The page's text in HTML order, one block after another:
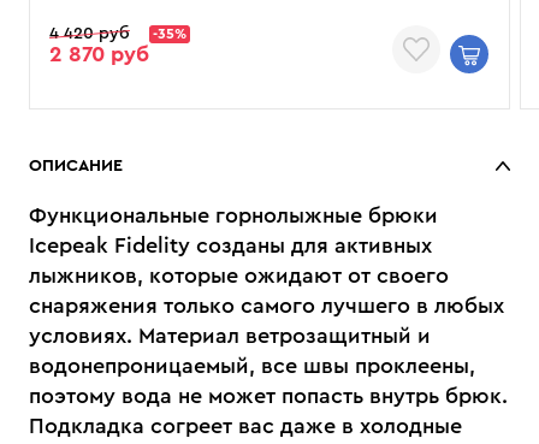
4 420 руб -35%
2 870 руб
ОПИСАНИЕ
Функциональные горнолыжные брюки
Icepeak Fidelity созданы для активных
лыжников, которые ожидают от своего
снаряжения только самого лучшего в любых
условиях. Материал ветрозащитный и
водонепроницаемый, все швы проклеены,
поэтому вода не может попасть внутрь брюк.
Подкладка согреет вас даже в холодные